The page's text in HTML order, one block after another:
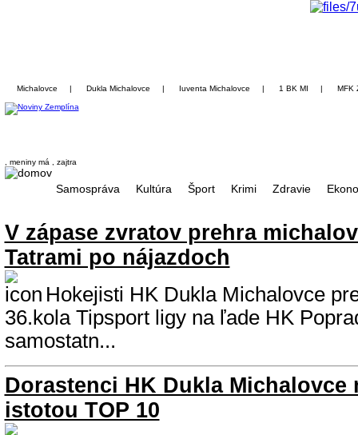
Michalovce | Dukla Michalovce | Iuventa Michalovce | 1 BK MI | MFK
, meniny má , zajtra
Samospráva Kultúra Šport Krimi Zdravie
V zápase zvratov prehra
Tatrami po nájazdoch
Hokejisti HK Dukla Michalovce
36.kola Tipsport ligy na ľade HK
samostatn...
Dorastenci HK Dukla Michalovce
istotou TOP 10